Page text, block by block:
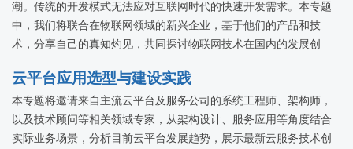
潮。传统的开发模式无法应对互联网时代的快速开发需求。本专题
中，我们将联合在物联网领域的新兴企业，基于他们的产品和技
术，分享自己的真知灼见，共同探讨物联网技术在国内的发展创
云平台应用选型与建设实践
本专题将邀请来自主流云平台及服务公司的系统工程师、架构师，
以及技术顾问等相关领域专家，从架构设计、服务应用等角度结合
实际业务场景，分析目前云平台发展趋势，展示最新云服务技术创